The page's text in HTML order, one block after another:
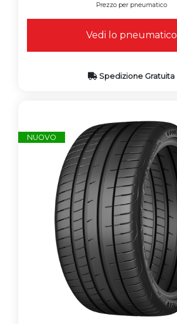
Prezzo per pneumatico
Vedi lo pneumatico
Spedizione Gratuita
NUOVO